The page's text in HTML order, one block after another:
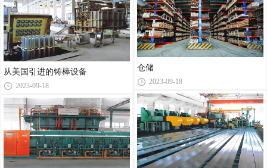
从美国引进的铸棒设备
2023-09-18
仓储
2023-09-18